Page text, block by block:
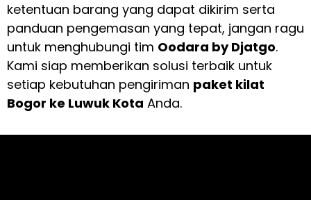
ketentuan barang yang dapat dikirim serta
panduan pengemasan yang tepat, jangan ragu
untuk menghubungi tim Oodara by Djatgo.
Kami siap memberikan solusi terbaik untuk
setiap kebutuhan pengiriman paket kilat
Bogor ke Luwuk Kota Anda.